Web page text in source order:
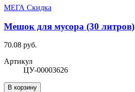
МЕГА Скидка
Мешок для мусора (30 литров)
70.08 руб.
Артикул
ЦУ-00003626
В корзину